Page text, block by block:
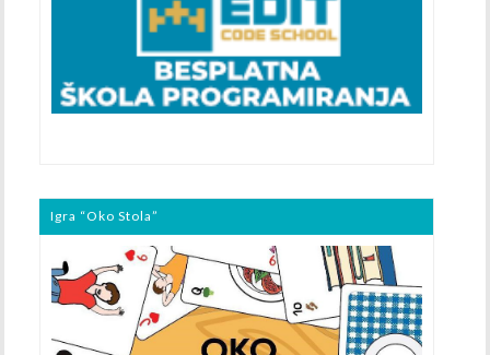
Igra “Oko Stola”